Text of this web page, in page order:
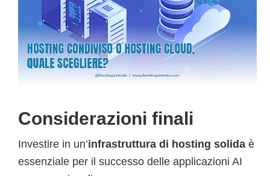
Considerazioni finali
Investire in un’infrastruttura di hosting solida è
essenziale per il successo delle applicazioni AI